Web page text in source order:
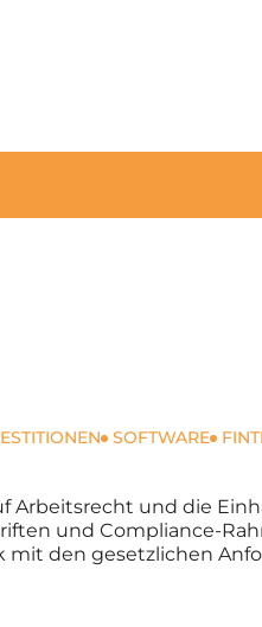
SOFTWARE
Arbeitsrecht und die
und Compliance-
mit den gesetzlichen